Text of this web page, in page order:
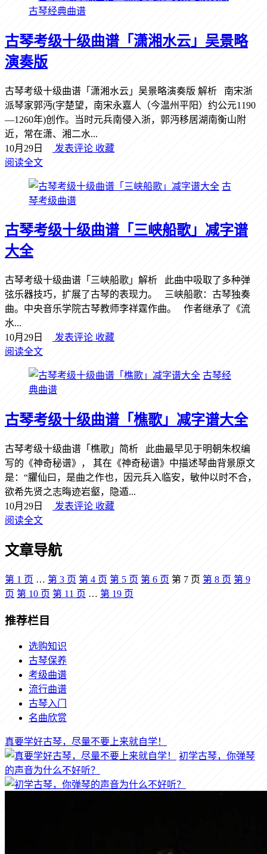
古琴经典曲谱
古琴考级十级曲谱「潇湘水云」吴景略
演奏版
古琴考级十级曲谱「潇湘水云」吴景略演奏版 解析 南宋浙
派琴家郭沔(字楚望，南宋永嘉人（今温州平阳）约公元1190
—1260年)创作。当时元兵南侵入浙，郭沔移居湖南衡山附
近，常在潇、湘二水...
10月29日
发表评论 收藏
阅读全文
古
琴考级曲谱
古琴考级十级曲谱「三峡船歌」减字谱
大全
古琴考级十级曲谱「三峡船歌」解析 此曲中吸取了多种弹
弦乐器技巧，扩展了古琴的表现力。 三峡船歌：古琴独奏
曲。中央音乐学院古琴教师李祥霆作曲。 作者继承了《流
水...
10月29日
发表评论 收藏
阅读全文
古琴经
典曲谱
古琴考级十级曲谱「樵歌」减字谱大全
古琴考级十级曲谱「樵歌」简析 此曲最早见于明朝朱权编
写的《神奇秘谱》， 其在《神奇秘谱》中描述琴曲背景原文
是：“臞仙曰，是曲之作也，因元兵入临安，敏仲以时不合，
欲希先贤之志晦迹岩壑，隐遁...
10月29日
发表评论 收藏
阅读全文
文章导航
第 1 页 … 第 3 页 第 4 页 第 5 页 第 6 页 第 7 页 第 8 页 第 9
页 第 10 页 第 11 页 … 第 19 页
推荐栏目
选购知识
古琴保养
考级曲谱
流行曲谱
古琴入门
名曲欣赏
真要学好古琴，尽量不要上来就自学！
初学古琴，你弹琴
的声音为什么不好听？